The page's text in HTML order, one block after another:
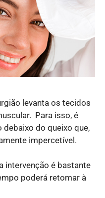
levanta os tecidos
Para isso, é
do queixo que,
impercetível.
intervenção é bastante
poderá retomar à